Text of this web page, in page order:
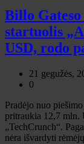
Billo
startuolis
USD, rodo
21 gegužės,
0
Pradėjo nuo
pritraukia 12,7 mln.
„TechCrunch“.
nėra išvardyti